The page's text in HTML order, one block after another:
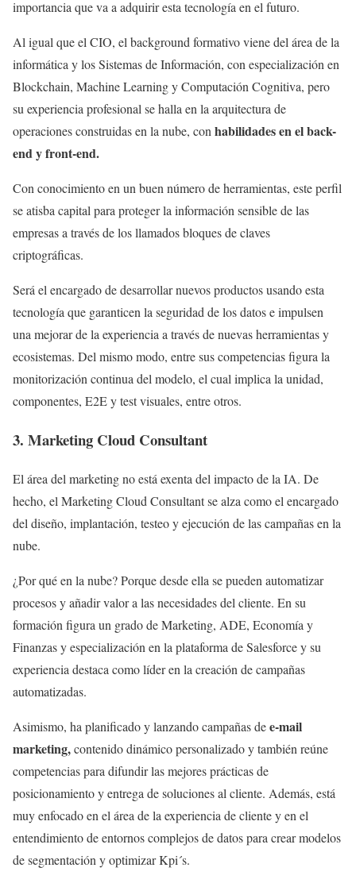
importancia que va a adquirir esta tecnología en el futuro.
Al igual que el CIO, el background formativo viene del área de la
informática y los Sistemas de Información, con especialización en
Blockchain, Machine Learning y Computación Cognitiva, pero
su experiencia profesional se halla en la arquitectura de
operaciones construidas en la nube, conhabilidades en el back-
end y front-end.
Con conocimiento en un buen número de herramientas, este perfil
se atisba capital para proteger la información sensible de las
empresas a través de los llamados bloques de claves
criptográficas.
Será el encargado de desarrollar nuevos productos usando esta
tecnología que garanticen la seguridad de los datos e impulsen
una mejorar de la experiencia a través de nuevas herramientas y
ecosistemas. Del mismo modo, entre sus competencias figura la
monitorización continua del modelo, el cual implica la unidad,
componentes, E2E y test visuales, entre otros.
3. Marketing Cloud Consultant
El área del marketing no está exenta del impacto de la IA. De
hecho, el Marketing Cloud Consultant se alza como el encargado
del diseño, implantación, testeo y ejecución de las campañas en la
nube.
¿Por qué en la nube? Porque desde ella se pueden automatizar
procesos y añadir valor a las necesidades del cliente. En su
formación figura un grado de Marketing, ADE, Economía y
Finanzas y especialización en la plataforma de Salesforce y su
experiencia destaca como líder en la creación de campañas
automatizadas.
Asimismo, ha planificado y lanzando campañas dee-mail
marketing,contenido dinámico personalizado y también reúne
competencias para difundir las mejores prácticas de
posicionamiento y entrega de soluciones al cliente. Además, está
muy enfocado en el área de la experiencia de cliente y en el
entendimiento de entornos complejos de datos para crear modelos
de segmentación y optimizar Kpi´s.